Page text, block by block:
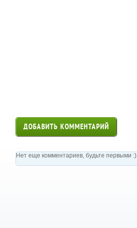
ДОБАВИТЬ КОММЕНТАРИЙ
Нет еще комментариев, будьте первыми :)